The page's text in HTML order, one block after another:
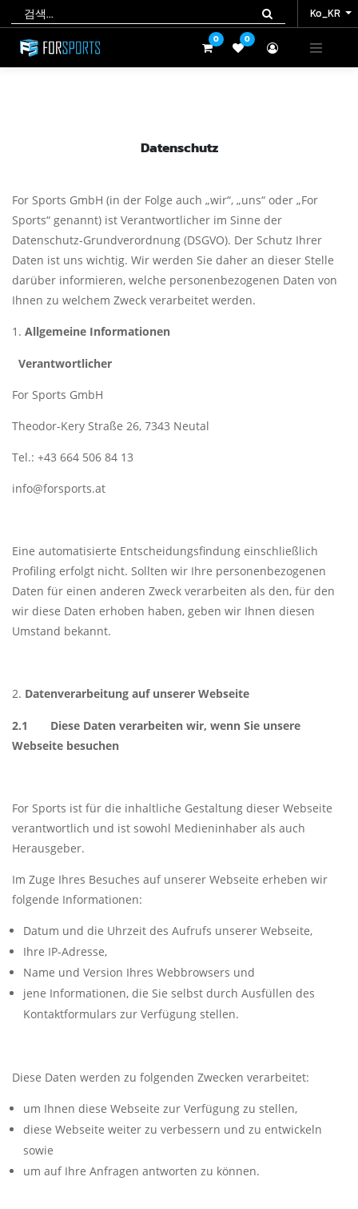
Ko_KR
0 0
Ko_KR
0 0
Datenschutz
For Sports GmbH (in der Folge auch „wir“, „uns“ oder „For
Sports“ genannt) ist Verantwortlicher im Sinne der
Datenschutz-Grundverordnung (DSGVO). Der Schutz Ihrer
Daten ist uns wichtig. Wir werden Sie daher an dieser Stelle
darüber informieren, welche personenbezogenen Daten von
Ihnen zu welchem Zweck verarbeitet werden.
Allgemeine Informationen
Verantwortlicher
For Sports GmbH
Theodor-Kery Straße 26, 7343 Neutal
Tel.: +43 664 506 84 13
info@forsports.at
Eine automatisierte Entscheidungsfindung einschließlich
Profiling erfolgt nicht. Sollten wir Ihre personenbezogenen
Daten für einen anderen Zweck verarbeiten als den, für den
wir diese Daten erhoben haben, geben wir Ihnen diesen
Umstand bekannt.
Datenverarbeitung auf unserer Webseite
2.1 Diese Daten verarbeiten wir, wenn Sie unsere
Webseite besuchen
For Sports ist für die inhaltliche Gestaltung dieser Webseite
verantwortlich und ist sowohl Medieninhaber als auch
Herausgeber.
Im Zuge Ihres Besuches auf unserer Webseite erheben wir
folgende Informationen:
Datum und die Uhrzeit des Aufrufs unserer Webseite,
Ihre IP-Adresse,
Name und Version Ihres Webbrowsers und
jene Informationen, die Sie selbst durch Ausfüllen des
Kontaktformulars zur Verfügung stellen.
Diese Daten werden zu folgenden Zwecken verarbeitet:
um Ihnen diese Webseite zur Verfügung zu stellen,
diese Webseite weiter zu verbessern und zu entwickeln
sowie
um auf Ihre Anfragen antworten zu können.